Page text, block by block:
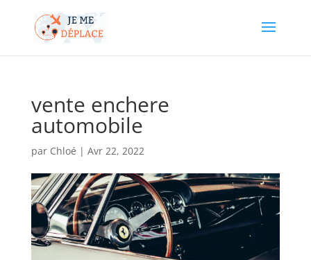
vente enchere
automobile
par Chloé | Avr 22, 2022